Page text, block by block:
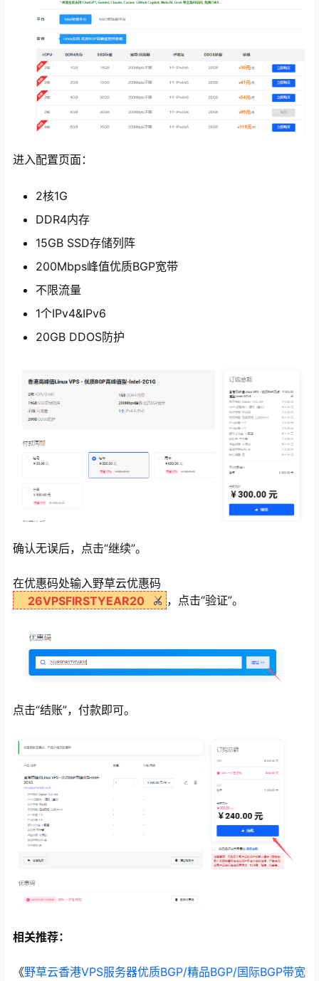
进入配置页面：
2核1G
DDR4内存
15GB SSD存储列阵
200Mbps峰值优质BGP宽带
不限流量
1个IPv4&IPv6
20GB DDOS防护
确认无误后，点击“继续”。
在优惠码处输入野草云优惠码
26VPSFIRSTYEAR20
，点击“验证”。
点击“结账”，付款即可。
相关推荐：
《野草云香港VPS服务器优质BGP/精品BGP/国际BGP带宽